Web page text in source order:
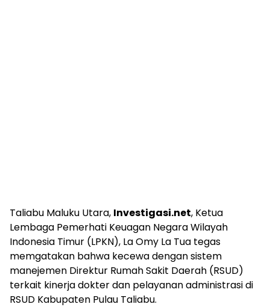
Taliabu Maluku Utara, Investigasi.net, Ketua
Lembaga Pemerhati Keuagan Negara Wilayah
Indonesia Timur (LPKN), La Omy La Tua tegas
memgatakan bahwa kecewa dengan sistem
manejemen Direktur Rumah Sakit Daerah (RSUD)
terkait kinerja dokter dan pelayanan administrasi di
RSUD Kabupaten Pulau Taliabu.